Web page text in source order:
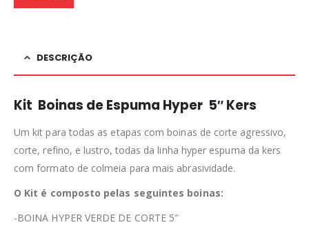
DESCRIÇÃO
Kit Boinas de Espuma Hyper 5″ Kers
Um kit para todas as etapas com boinas de corte agressivo,
corte, refino, e lustro, todas da linha hyper espuma da kers
com formato de colmeia para mais abrasividade.
O Kit é composto pelas seguintes boinas:
-BOINA HYPER VERDE DE CORTE 5″